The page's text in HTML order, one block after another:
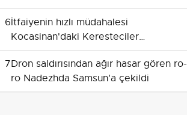
6İtfaiyenin hızlı müdahalesi
Kocasinan'daki Keresteciler
Sitesi'ndeki işyeri yangınının
büyümesini önledi
7Dron saldırısından ağır hasar gören ro-
ro Nadezhda Samsun'a çekildi